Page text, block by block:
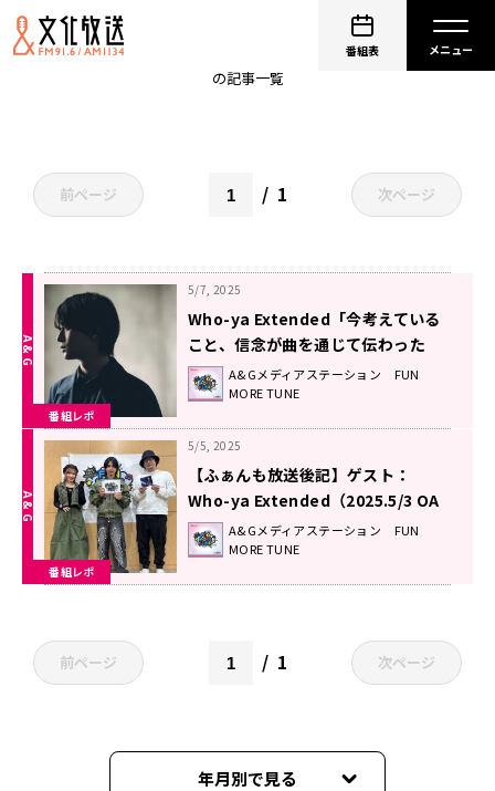
番組表
の記事一覧
前ページ 1 次ページ
番組レポ
5/7, 2025
Who-ya Extended「今考えている
こと、信念が曲を通じて伝わった
ら」ニューシングル『Aufheben』
に込めた想い！
A&Gメディアステーション FUN
MORE TUNE
番組レポ
5/5, 2025
【ふぁんも放送後記】ゲスト：
Who-ya Extended（2025.5/3 OA
#110）A&Gメディアステーション FUN
MORE TUNE
前ページ 1 次ページ
年月別で見る